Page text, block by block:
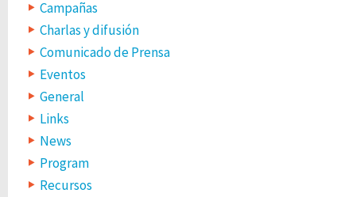
Campañas
Charlas y difusión
Comunicado de Prensa
Eventos
General
Links
News
Program
Recursos